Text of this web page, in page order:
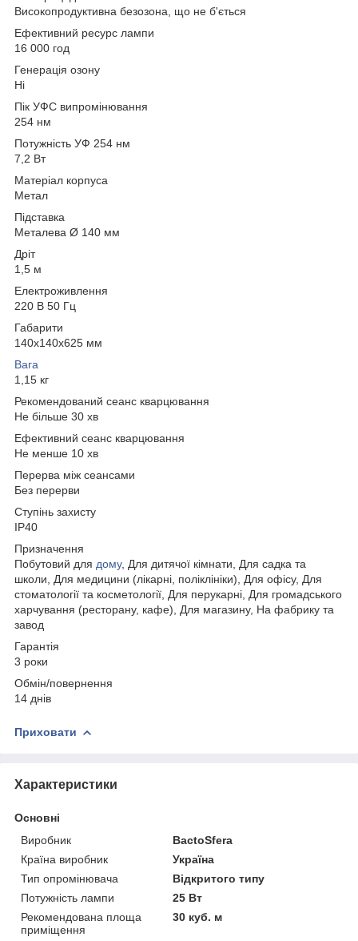
Високопродуктивна безозона, що не б'ється
Ефективний ресурс лампи
16 000 год
Генерація озону
Ні
Пік УФС випромінювання
254 нм
Потужність УФ 254 нм
7,2 Вт
Матеріал корпуса
Метал
Підставка
Металева Ø 140 мм
Дріт
1,5 м
Електроживлення
220 В 50 Гц
Габарити
140x140x625 мм
Вага
1,15 кг
Рекомендований сеанс кварцювання
Не більше 30 хв
Ефективний сеанс кварцювання
Не менше 10 хв
Перерва між сеансами
Без перерви
Ступінь захисту
IP40
Призначення
Побутовий для дому, Для дитячої кімнати, Для садка та
школи, Для медицини (лікарні, поліклініки), Для офісу, Для
стоматології та косметології, Для перукарні, Для громадського
харчування (ресторану, кафе), Для магазину, На фабрику та
завод
Гарантія
3 роки
Обмін/повернення
14 днів
Приховати
Характеристики
Основні
Виробник
BactoSfera
Країна виробник
Україна
Тип опромінювача
Відкритого типу
Потужність лампи
25 Вт
Рекомендована площа
приміщення
30 куб. м